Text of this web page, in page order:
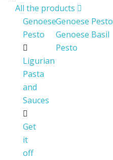
All the products
Genoese
Pesto
Ligurian
Pasta
and
Sauces
Get
it
off
Genoese Pesto
Genoese Basil
Pesto